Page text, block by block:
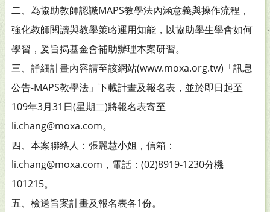
二、為協助教師認識MAPS教學法內涵意義與操作流程，
強化教師閱讀與教學策略運用知能，以協助學生學會如何
學習，爰旨揭基金會補助辦理本案研習。
三、詳細計畫內容請至該網站(www.moxa.org.tw)「訊息
公告-MAPS教學法」下載計畫及報名表，並於即日起至
109年3月31日(星期二)將報名表寄至
li.chang@moxa.com。
四、本案聯絡人：張麗慧小姐，信箱：
li.chang@moxa.com，電話：(02)8919-1230分機
101215。
五、檢送旨案計畫及報名表各1份。